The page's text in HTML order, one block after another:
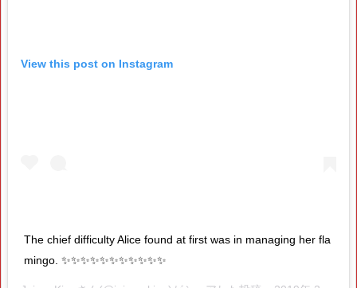
View this post on Instagram
The chief difficulty Alice found at first was in managing her fla
mingo. ✨✨✨✨✨✨✨✨✨✨✨